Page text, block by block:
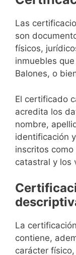
Las
son
físicos,
inmuebles
Balones, o
El certificado
acredita los
nombre,
identificación
inscritos
catastral y los
La
contiene,
carácter